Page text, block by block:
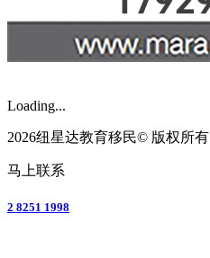
Loading...
2026纽星达教育移民© 版权所有
马上联系
2 8251 1998